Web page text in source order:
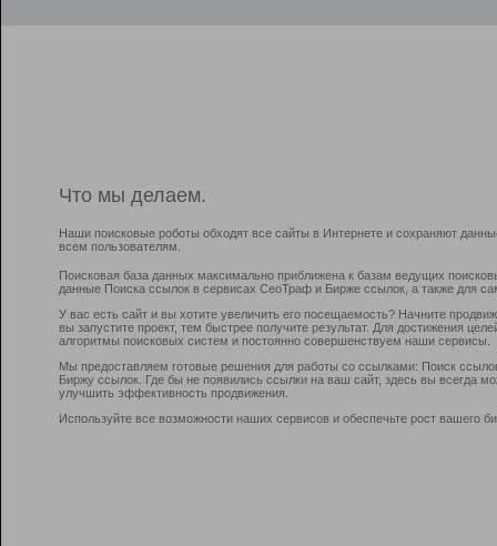
Что мы делаем.
Наши поисковые роботы обходят все сайты в Интернете и сохраняют
всем пользователям.
Поисковая база данных максимально приближена к базам ведущих
данные Поиска ссылок в сервисах СеоТраф и Бирже ссылок, а также для
У вас есть сайт и вы хотите увеличить его посещаемость? Начните
вы запустите проект, тем быстрее получите результат. Для достижения
алгоритмы поисковых систем и постоянно совершенствуем наши сервисы.
Мы предоставляем готовые решения для работы со ссылками: Поиск
Биржу ссылок. Где бы не появились ссылки на ваш сайт, здесь вы всегда
улучшить эффективность продвижения.
Используйте все возможности наших сервисов и обеспечьте рост вашего